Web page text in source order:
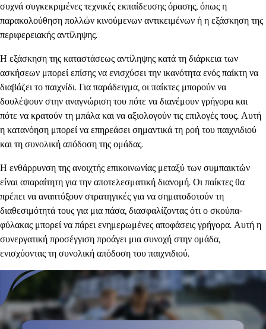
συχνά συγκεκριμένες τεχνικές εκπαίδευσης όρασης, όπως η
παρακολούθηση πολλών κινούμενων αντικειμένων ή η εξάσκηση της
περιφερειακής αντίληψης.
Η εξάσκηση της καταστάσεως αντίληψης κατά τη διάρκεια των
ασκήσεων μπορεί επίσης να ενισχύσει την ικανότητα ενός παίκτη να
διαβάζει το παιχνίδι. Για παράδειγμα, οι παίκτες μπορούν να
δουλέψουν στην αναγνώριση του πότε να διανέμουν γρήγορα και
πότε να κρατούν τη μπάλα και να αξιολογούν τις επιλογές τους. Αυτή
η κατανόηση μπορεί να επηρεάσει σημαντικά τη ροή του παιχνιδιού
και τη συνολική απόδοση της ομάδας.
Η ενθάρρυνση της ανοιχτής επικοινωνίας μεταξύ των συμπαικτών
είναι απαραίτητη για την αποτελεσματική διανομή. Οι παίκτες θα
πρέπει να αναπτύξουν στρατηγικές για να σηματοδοτούν τη
διαθεσιμότητά τους για μια πάσα, διασφαλίζοντας ότι ο σκούπα-
φύλακας μπορεί να πάρει ενημερωμένες αποφάσεις γρήγορα. Αυτή η
συνεργατική προσέγγιση προάγει μια συνοχή στην ομάδα,
ενισχύοντας τη συνολική απόδοση του παιχνιδιού.